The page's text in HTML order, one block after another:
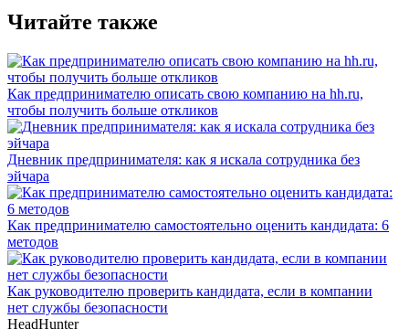
Читайте также
Как предпринимателю описать свою компанию на hh.ru,
чтобы получить больше откликов
Дневник предпринимателя: как я искала сотрудника без
эйчара
Как предпринимателю самостоятельно оценить кандидата: 6
методов
Как руководителю проверить кандидата, если в компании
нет службы безопасности
HeadHunter